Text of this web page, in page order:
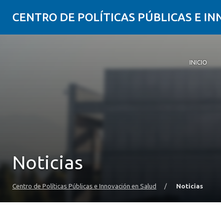
CENTRO DE POLÍTICAS PÚBLICAS E
INICIO
Noticias
Centro de Políticas Públicas e Innovación en Salud / Noticias